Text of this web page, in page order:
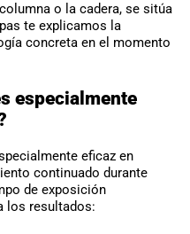
o la cadera, se sitúa
te explicamos la
concreta en el momento
especialmente
eficaz en
continuado durante
de exposición
los resultados: